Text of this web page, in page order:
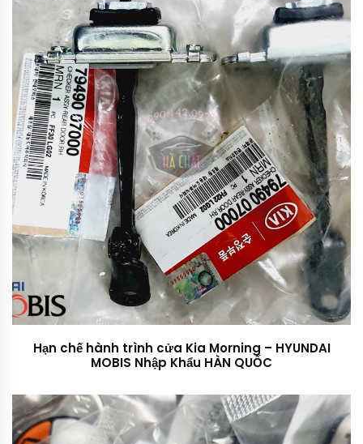
Hạn chế hành trình cửa Kia Morning – HYUNDAI
MOBIS Nhập Khẩu HÀN QUỐC